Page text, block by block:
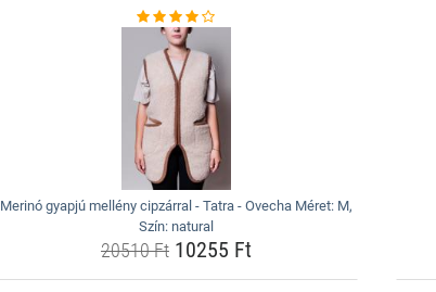
Merinó gyapjú mellény cipzárral - Tatra - Ovecha Méret: M,
Szín: natural
20510 Ft10255 Ft